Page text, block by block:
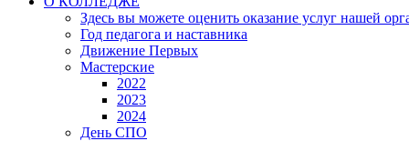
Здесь вы можете оценить оказание услуг нашей
Год педагога и наставника
Движение Первых
Мастерские
2022
2023
2024
День СПО